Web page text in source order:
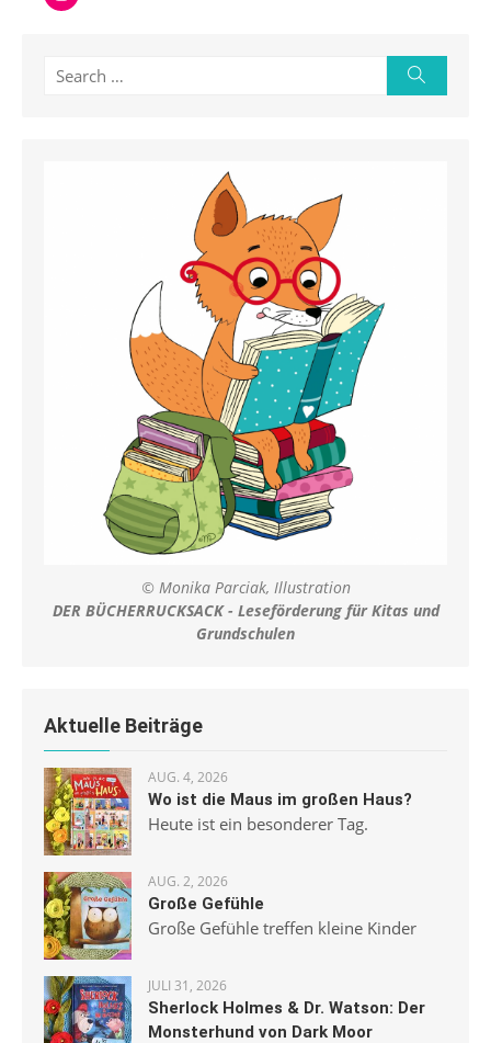
Search
© Monika Parciak, Illustration
DER BÜCHERRUCKSACK - Leseförderung für Kitas und
Grundschulen
Aktuelle Beiträge
AUG. 4, 2026
Wo ist die Maus im großen Haus?
Heute ist ein besonderer Tag.
AUG. 2, 2026
Große Gefühle
Große Gefühle treffen kleine Kinder
JULI 31, 2026
Sherlock Holmes & Dr. Watson: Der
Monsterhund von Dark Moor